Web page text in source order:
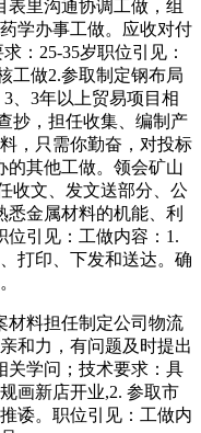
里沟通协调工做，组
学办事工做。应收对付
：25-35岁职位引见：
工做2.参取制定钢布局
、3年以上贸易项目相
抄，担任收集、编制产
，只需你勤奋，对投标
的其他工做。领会矿山
收文、发文送部分、公
金属材料的机能、利
位引见：工做内容：1.
打印、下发和送达。确
料担任制定公司物流
和力，有问题及时提出
关学问；技术要求：具
画新店开业,2. 参取市
诿。职位引见：工做内